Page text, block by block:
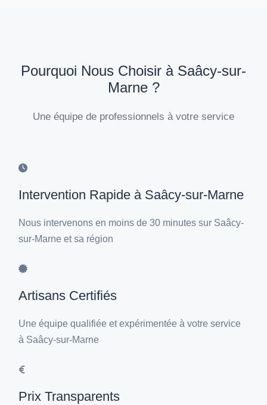
Pourquoi Nous Choisir à Saâcy-sur-
Marne ?
Une équipe de professionnels à votre service
Intervention Rapide à Saâcy-sur-Marne
Nous intervenons en moins de 30 minutes sur Saâcy-
sur-Marne et sa région
Artisans Certifiés
Une équipe qualifiée et expérimentée à votre service
à Saâcy-sur-Marne
Prix Transparents